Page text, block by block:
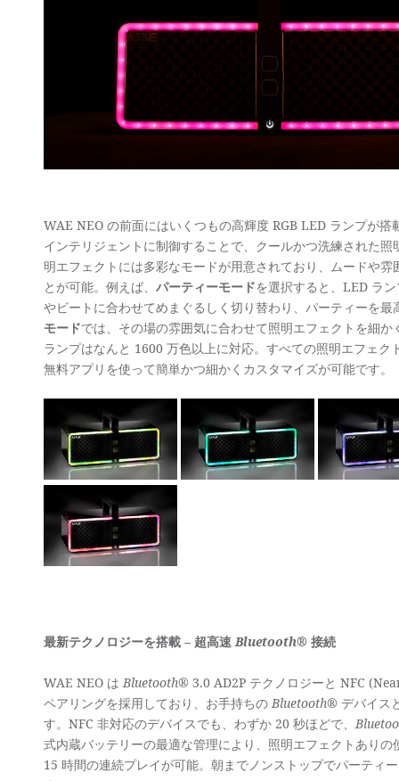
WAE NEO の前面にはいくつもの高輝度 RGB LED ランプが
インテリジェントに制御することで、クールかつ洗練された
明エフェクトには多彩なモードが用意されており、ムードや
とが可能。例えば、パーティーモードを選択すると、LED ラ
やビートに合わせてめまぐるしく切り替わり、パーティーを
モードでは、その場の雰囲気に合わせて照明エフェクトを細
ランプはなんと 1600 万色以上に対応。すべての照明エフェ
無料アプリを使って簡単かつ細かくカスタマイズが可能です。
最新テクノロジーを搭載 – 超高速Bluetooth® 接続
WAE NEO は Bluetooth® 3.0 AD2P テクノロジーと NFC
ペアリングを採用しており、お手持ちの Bluetooth®デバイス
す。NFC 非対応のデバイスでも、わずか 20 秒ほどで、
式内蔵バッテリーの最適な管理により、照明エフェクトあり
15 時間の連続プレイが可能。朝までノンストップでパーティ